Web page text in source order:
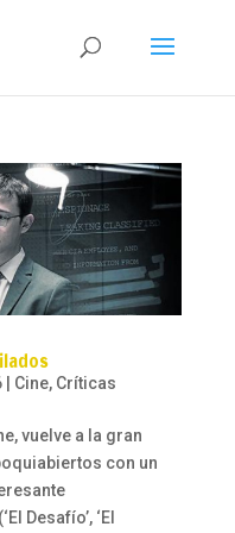
| Cine, Críticas
vuelve a la gran
con un
Desafío’, ‘El